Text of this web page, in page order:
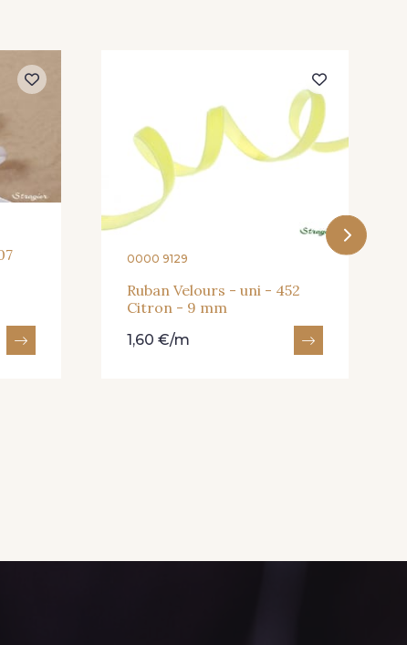
0000 9129
Ruban Velours - uni - 452
Citron - 9 mm
1,60 €/m